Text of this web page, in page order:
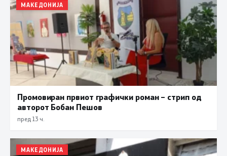
МАКЕДОНИЈА
Промовиран првиот графички роман – стрип од
авторот Бобан Пешов
пред 13 ч.
МАКЕДОНИЈА